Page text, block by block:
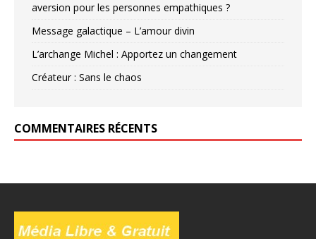
aversion pour les personnes empathiques ?
Message galactique – L’amour divin
L’archange Michel : Apportez un changement
Créateur : Sans le chaos
COMMENTAIRES RÉCENTS